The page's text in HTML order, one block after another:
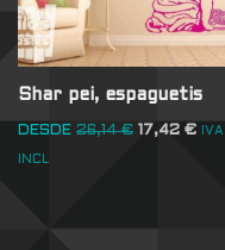
Shar pei, espaguetis
DESDE 26,14€ 17,42 € IVA
INCL